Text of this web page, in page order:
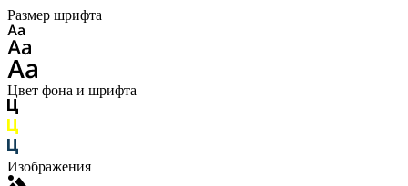
Размер шрифта
Цвет фона и шрифта
Изображения